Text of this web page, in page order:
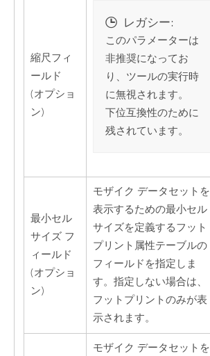
縮尺フィ
ールド
(オプショ
ン)
レガシー:
このパラメーターは
非推奨になってお
り、ツールの実行時
に無視されます。
下位互換性のために
残されています。
最小セル
サイズ フ
ィールド
(オプショ
ン)
モザイク データセットを
表示するための最小セル
サイズを定義するフット
プリント属性テーブルの
フィールドを指定しま
す。指定しない場合は、
フットプリントのみが表
示されます。
モザイク データセットを